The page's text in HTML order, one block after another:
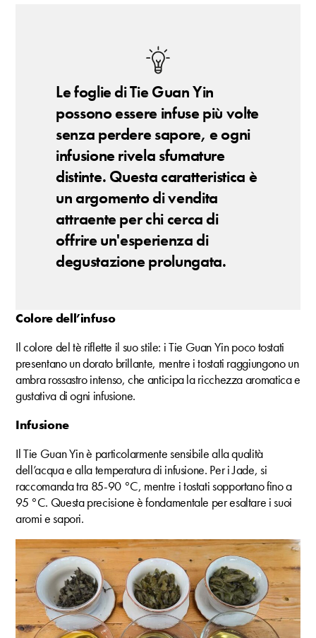
Le foglie di Tie Guan Yin
possono essere infuse più volte
senza perdere sapore, e ogni
infusione rivela sfumature
distinte. Questa caratteristica è
un argomento di vendita
attraente per chi cerca di
offrire un'esperienza di
degustazione prolungata.
Colore dell’infuso
Il colore del tè riflette il suo stile: i Tie Guan Yin poco tostati
presentano un dorato brillante, mentre i tostati raggiungono un
ambra rossastro intenso, che anticipa la ricchezza aromatica e
gustativa di ogni infusione.
Infusione
Il Tie Guan Yin è particolarmente sensibile alla qualità
dell’acqua e alla temperatura di infusione. Per i Jade, si
raccomanda tra 85-90 °C, mentre i tostati sopportano fino a
95 °C. Questa precisione è fondamentale per esaltare i suoi
aromi e sapori.